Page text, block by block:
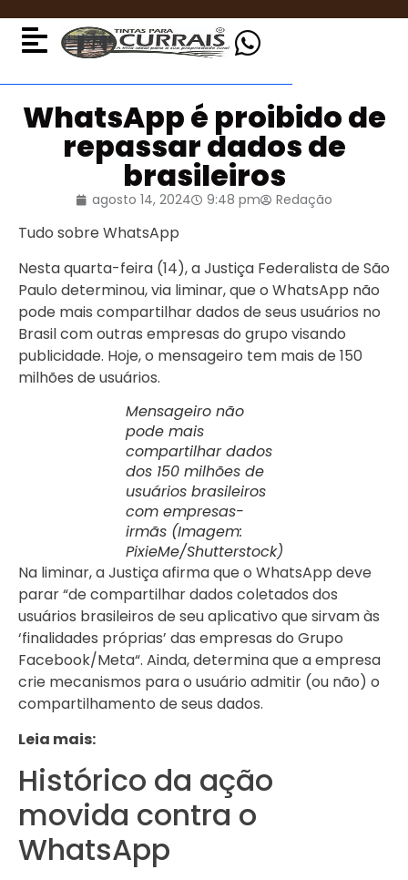
WhatsApp é proibido de
repassar dados de
brasileiros
agosto 14, 2024 9:48 pm Redação
Tudo sobreWhatsApp
Nesta quarta-feira (14), a Justiça Federalista de São
Paulo determinou, via liminar, que o WhatsApp não
pode mais compartilhar dados de seus usuários no
Brasil com outras empresas do grupo visando
publicidade. Hoje, o mensageiro tem mais de 150
milhões de usuários.
Mensageiro não
pode mais
compartilhar dados
dos 150 milhões de
usuários brasileiros
com empresas-
irmãs (Imagem:
PixieMe/Shutterstock)
Na liminar, a Justiça afirma que o WhatsApp deve
parar “de compartilhar dados coletados dos
usuários brasileiros de seu aplicativo que sirvam às
‘finalidades próprias’ das empresas do Grupo
Facebook/Meta“. Ainda, determina que a empresa
crie mecanismos para o usuário admitir (ou não) o
compartilhamento de seus dados.
Leia mais:
Histórico da ação
movida contra o
WhatsApp